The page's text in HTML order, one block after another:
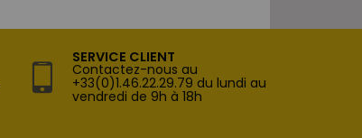
SERVICE CLIENT
Contactez-nous au
+33(0)1.46.22.29.79 du lundi au
vendredi de 9h à 18h